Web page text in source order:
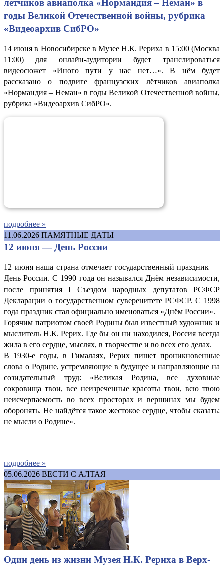
лётчиков авиаполка «Нормандия – Неман» в
годы Великой Отечественной войны, рубрика
«Видеоархив СибРО»
14 июня в Новосибирске в Музее Н.К. Рериха в 15:00 (Москва
11:00) для онлайн-аудитории будет транслироваться
видеосюжет «Иного пути у нас нет…». В нём будет
рассказано о подвиге французских лётчиков авиаполка
«Нормандия – Неман» в годы Великой Отечественной войны,
рубрика «Видеоархив СибРО».
подробнее »
11.06.2026 ПАМЯТНЫЕ ДАТЫ
12 июня — День России
12 июня наша страна отмечает государственный праздник —
День России. С 1990 года он назывался Днём независимости,
после принятия I Съездом народных депутатов РСФСР
Декларации о государственном суверенитете РСФСР. С 1998
года праздник стал официально именоваться «Днём России».
Горячим патриотом своей Родины был известный художник и
мыслитель Н.К. Рерих. Где бы он ни находился, Россия всегда
жила в его сердце, мыслях, в творчестве и во всех его делах.
В 1930-е годы, в Гималаях, Рерих пишет проникновенные
слова о Родине, устремляющие в будущее и направляющие на
созидательный труд: «Великая Родина, все духовные
сокровища твои, все неизреченные красоты твои, всю твою
неисчерпаемость во всех просторах и вершинах мы будем
оборонять. Не найдётся такое жестокое сердце, чтобы сказать:
не мысли о Родине».
подробнее »
05.06.2026 ВЕСТИ С АЛТАЯ
Один день из жизни Музея Н.К. Рериха в Верх-